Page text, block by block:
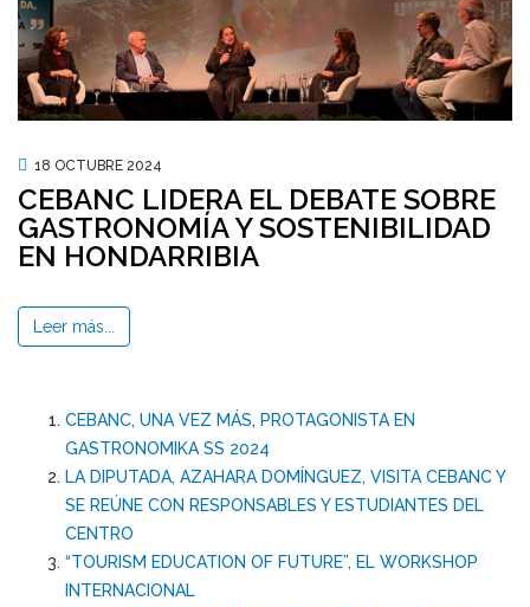
18 OCTUBRE 2024
CEBANC LIDERA EL DEBATE SOBRE
GASTRONOMÍA Y SOSTENIBILIDAD
EN HONDARRIBIA
Leer más...
CEBANC, UNA VEZ MÁS, PROTAGONISTA EN
GASTRONOMIKA SS 2024
LA DIPUTADA, AZAHARA DOMÍNGUEZ, VISITA CEBANC Y
SE REÚNE CON RESPONSABLES Y ESTUDIANTES DEL
CENTRO
“TOURISM EDUCATION OF FUTURE”, EL WORKSHOP
INTERNACIONAL